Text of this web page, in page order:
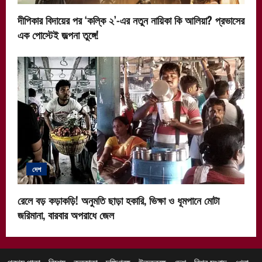
দীপিকার বিদায়ের পর ‘কল্কি ২’-এর নতুন নায়িকা কি আলিয়া? প্রভাসের
এক পোস্টেই জল্পনা তুঙ্গে!
দেশ
রেলে বড় কড়াকড়ি! অনুমতি ছাড়া হকারি, ভিক্ষা ও ধূমপানে মোটা
জরিমানা, বারবার অপরাধে জেল